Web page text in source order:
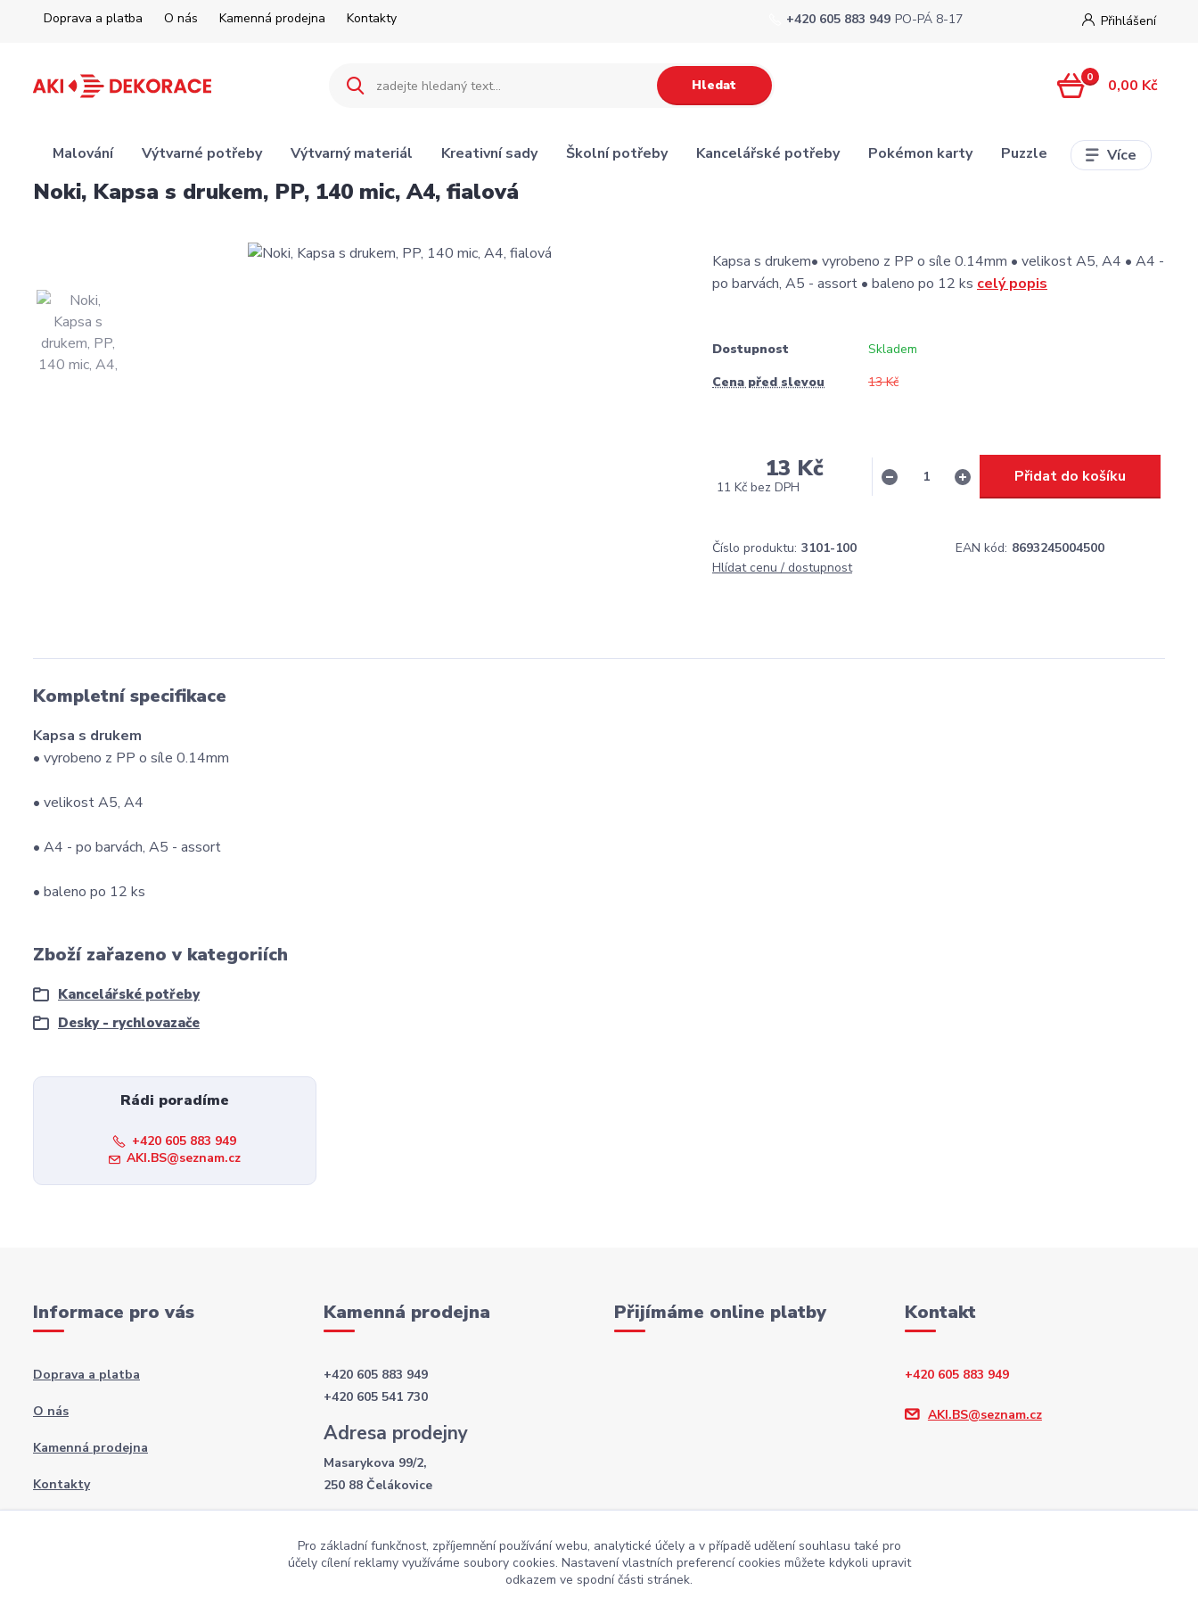
Doprava a platba O nás Kamenná prodejna Kontakty Přihlášení
Hledat
+420 605 883 949 PO-PÁ 8-17
0 0,00 Kč
Malování Výtvarné potřeby Výtvarný materiál Kreativní sady Školní potřeby Kancelářské potřeby Pokémon karty Puzzle Více
Noki, Kapsa s drukem, PP, 140 mic, A4, fialová
Kapsa s drukem• vyrobeno z PP o síle 0.14mm • velikost A5, A4 • A4 -
po barvách, A5 - assort • baleno po 12 ks celý popis
Dostupnost
Skladem
Cena před slevou
13 Kč
13 Kč
11 Kč bez DPH
Přidat do košíku
Číslo produktu: 3101-100 EAN kód: 8693245004500
Hlídat cenu / dostupnost
Kompletní specifikace
Kapsa s drukem
• vyrobeno z PP o síle 0.14mm
• velikost A5, A4
• A4 - po barvách, A5 - assort
• baleno po 12 ks
Zboží zařazeno v kategoriích
Kancelářské potřeby
Desky - rychlovazače
Rádi poradíme
+420 605 883 949
AKI.BS@seznam.cz
Informace pro vás
Doprava a platba
O nás
Kamenná prodejna
Kontakty
Kamenná prodejna
+420 605 883 949
+420 605 541 730
Adresa prodejny
Masarykova 99/2,
250 88 Čelákovice
Po-Pá: 8:00 - 17:30
So: 9:00 - 12:00
Přijímáme online platby Kontakt
+420 605 883 949
AKI.BS@seznam.cz
Pro základní funkčnost, zpříjemnění používání webu, analytické účely a v případě udělení souhlasu také pro
účely cílení reklamy využíváme soubory cookies. Nastavení vlastních preferencí cookies můžete kdykoli upravit
odkazem ve spodní části stránek.